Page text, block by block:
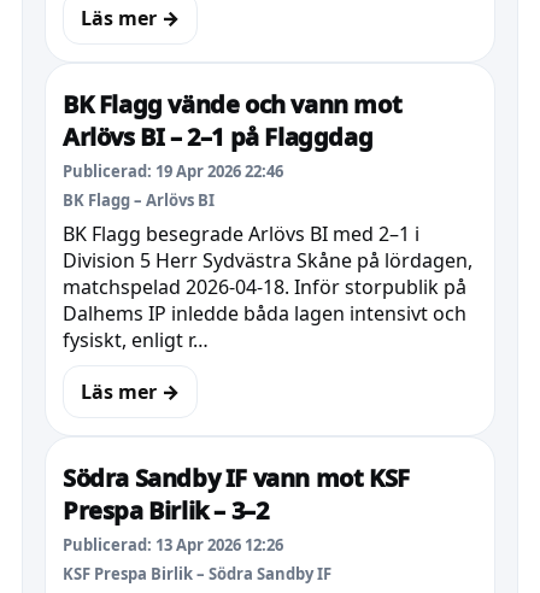
Läs mer →
BK Flagg vände och vann mot
Arlövs BI – 2–1 på Flaggdag
Publicerad: 19 Apr 2026 22:46
BK Flagg – Arlövs BI
BK Flagg besegrade Arlövs BI med 2–1 i
Division 5 Herr Sydvästra Skåne på lördagen,
matchspelad 2026-04-18. Inför storpublik på
Dalhems IP inledde båda lagen intensivt och
fysiskt, enligt r…
Läs mer →
Södra Sandby IF vann mot KSF
Prespa Birlik – 3–2
Publicerad: 13 Apr 2026 12:26
KSF Prespa Birlik – Södra Sandby IF